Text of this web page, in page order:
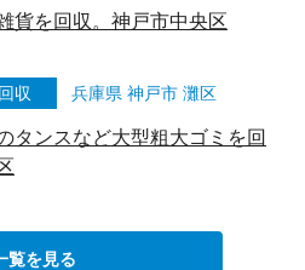
貨を回収。神戸市中央区
収 兵庫県 神戸市 灘区
タンスなど大型粗大ゴミを回
覧を見る